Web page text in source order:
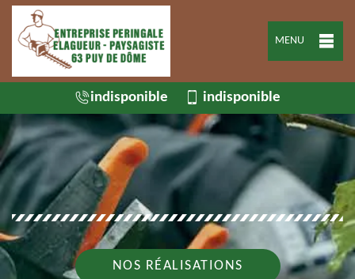
MENU
indisponible indisponible
NOS RÉALISATIONS